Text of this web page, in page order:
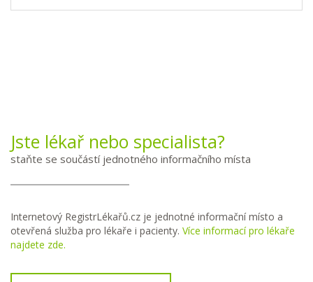
Jste lékař nebo specialista?
staňte se součástí jednotného informačního místa
Internetový RegistrLékařů.cz je jednotné informační místo a
otevřená služba pro lékaře i pacienty. Více informací pro lékaře
najdete zde.